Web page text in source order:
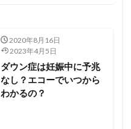
2020年8月16日
2023年4月5日
ダウン症は妊娠中に予兆
なし？エコーでいつから
わかるの？